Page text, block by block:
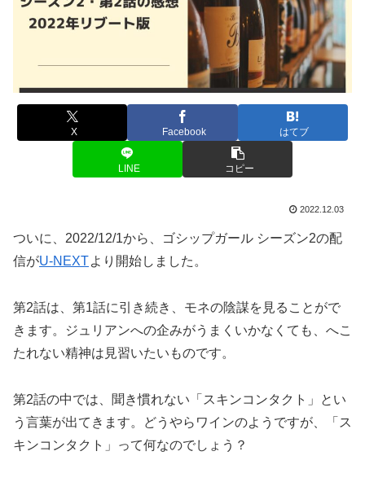
X Facebook はてブ
LINE コピー
2022.12.03
ついに、2022/12/1から、ゴシップガール シーズン2の配
信がU-NEXTより開始しました。
第2話は、第1話に引き続き、モネの陰謀を見ることがで
きます。ジュリアンへの企みがうまくいかなくても、へこ
たれない精神は見習いたいものです。
第2話の中では、聞き慣れない「スキンコンタクト」とい
う言葉が出てきます。どうやらワインのようですが、「ス
キンコンタクト」って何なのでしょう？